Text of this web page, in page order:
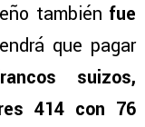
también fue
que pagar
suizos,
414 con 76